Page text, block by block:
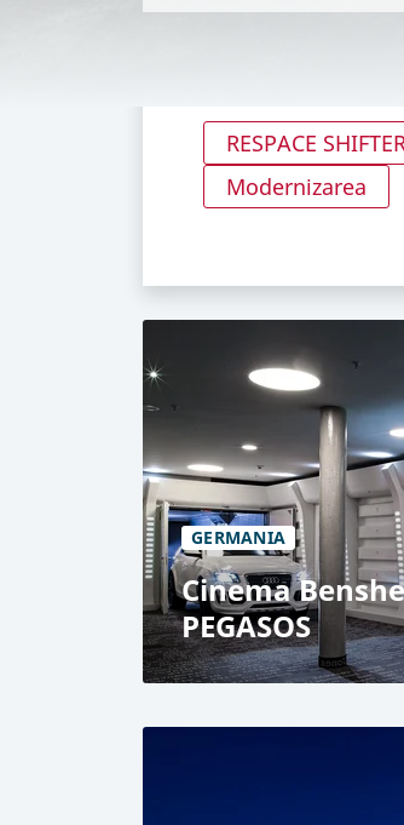
RESPACE
Modernizarea
GERMANIA
Cinema
PEGASOS